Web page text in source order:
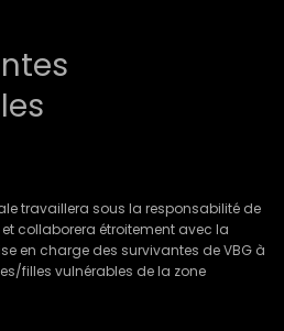
travaillera sous la responsabilité de
collaborera étroitement avec la
en charge des survivantes de VBG à
filles vulnérables de la zone